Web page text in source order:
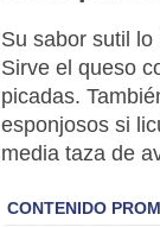
Su sabor sutil
Sirve el queso
picadas.
esponjosos si
media taza de